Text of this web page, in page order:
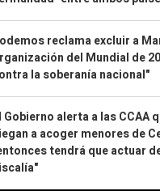
reclama excluir a
del Mundial de
la soberanía nacional"
Gobierno alerta a las CCAA
a acoger menores de
tendrá que actuar